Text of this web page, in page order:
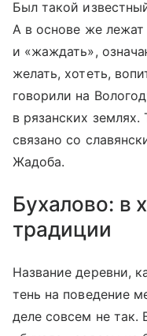
Был такой
А в основе же лежат
и «жаждать»,
желать, хотеть,
говорили на
в рязанских
связано со
Жадоба.
Бухалово: в
традиции
Название деревни,
тень на поведение
деле совсем не так.